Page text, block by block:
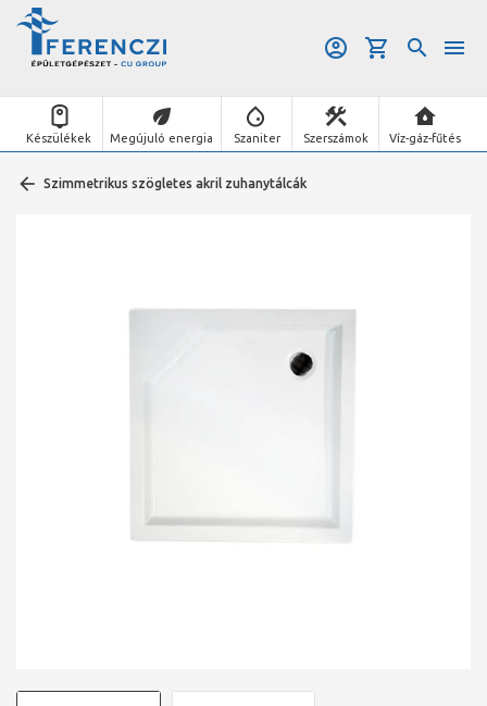
Készülékek Megújuló energia Szaniter Szerszámok Víz-gáz-fűtés
Szimmetrikus szögletes akril zuhanytálcák